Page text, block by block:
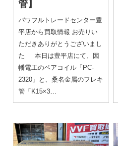
管】
パワフルトレードセンター豊
平店から買取情報 お売りい
ただきありがとうございまし
た 本日は豊平店にて、因
幡電工のペアコイル「PC-
2320」と、桑名金属のフレキ
管「K15×3…